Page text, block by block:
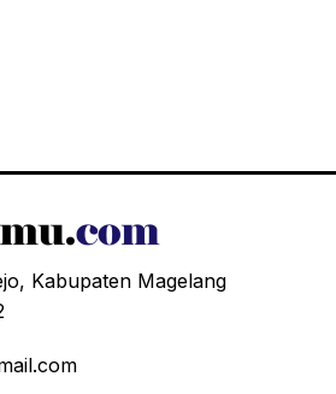
Kabupaten Magelang